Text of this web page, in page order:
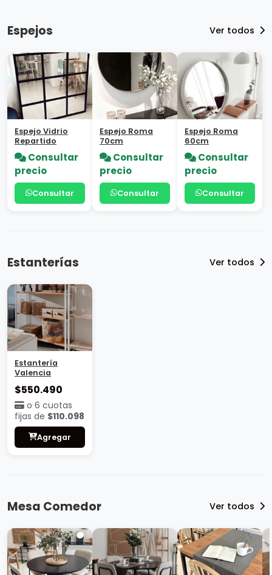
Espejos Ver todos
Espejo Vidrio
Repartido
Consultar
precio
Consultar
Espejo Roma
70cm
Consultar
precio
Consultar
Espejo Roma
60cm
Consultar
precio
Consultar
Estanterías Ver todos
Estantería
Valencia
$550.490
o 6 cuotas
fijas de $110.098
Agregar
Mesa Comedor Ver todos